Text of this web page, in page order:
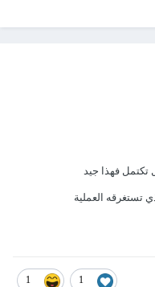
تكتمل فهذا جيد
تستغرقه العملية
1
1